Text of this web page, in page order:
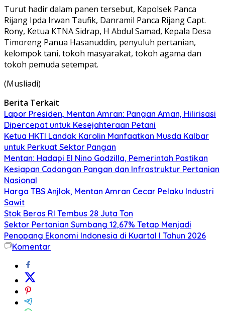
Turut hadir dalam panen tersebut, Kapolsek Panca
Rijang Ipda Irwan Taufik, Danramil Panca Rijang Capt.
Rony, Ketua KTNA Sidrap, H Abdul Samad, Kepala Desa
Timoreng Panua Hasanuddin, penyuluh pertanian,
kelompok tani, tokoh masyarakat, tokoh agama dan
tokoh pemuda setempat.
(Musliadi)
Berita Terkait
Lapor Presiden, Mentan Amran: Pangan Aman, Hilirisasi
Dipercepat untuk Kesejahteraan Petani
Ketua HKTI Landak Karolin Manfaatkan Musda Kalbar
untuk Perkuat Sektor Pangan
Mentan: Hadapi El Nino Godzilla, Pemerintah Pastikan
Kesiapan Cadangan Pangan dan Infrastruktur Pertanian
Nasional
Harga TBS Anjlok, Mentan Amran Cecar Pelaku Industri
Sawit
Stok Beras RI Tembus 28 Juta Ton
Sektor Pertanian Sumbang 12,67% Tetap Menjadi
Penopang Ekonomi Indonesia di Kuartal I Tahun 2026
Komentar